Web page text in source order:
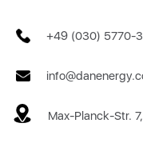
+49 (030) 5770-
Max-Planck-Str.